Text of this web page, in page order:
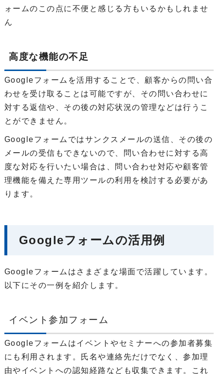
ォームのこの点に不便と感じる方もいるかもしれませ
ん
高度な機能の不足
Googleフォームを活用することで、顧客からの問い合
わせを受け取ることは可能ですが、その問い合わせに
対する返信や、その後の対応状況の管理などは行うこ
とができません。
Googleフォームではサンクスメールの送信、その後の
メールの受信もできないので、問い合わせに対する高
度な対応を行いたい場合は、問い合わせ対応や顧客管
理機能を備えた専用ツールの利用を検討する必要があ
ります。
Googleフォームの活用例
Googleフォームはさまざまな場面で活躍しています。
以下にその一例を紹介します。
イベント参加フォーム
Googleフォームはイベントやセミナーへの参加者募集
にも利用されます。氏名や連絡先だけでなく、参加理
由やイベントへの認知経路なども収集できます。これ